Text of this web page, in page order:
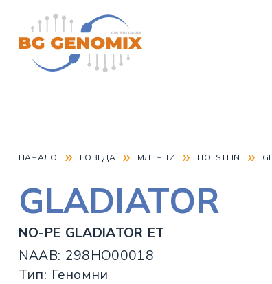
НАЧАЛО » ГОВЕДА » МЛЕЧНИ » HOLSTEIN »
GLADIATOR
NO-PE GLADIATOR ET
NAAB: 298HO00018
Тип: Геномни